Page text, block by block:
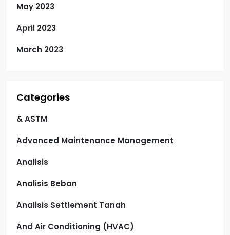
May 2023
April 2023
March 2023
Categories
& ASTM
Advanced Maintenance Management
Analisis
Analisis Beban
Analisis Settlement Tanah
And Air Conditioning (HVAC)